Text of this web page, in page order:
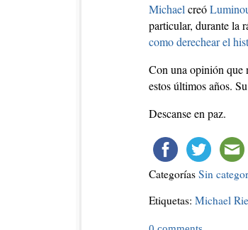
Michael creó
particular, durante la
como derechear el
Con una opinión que
estos últimos años.
Descanse en paz.
Categorías Sin
Etiquetas: Michael